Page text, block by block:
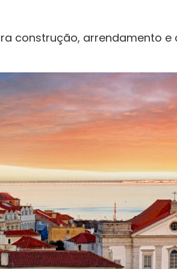
construção, arrendamento